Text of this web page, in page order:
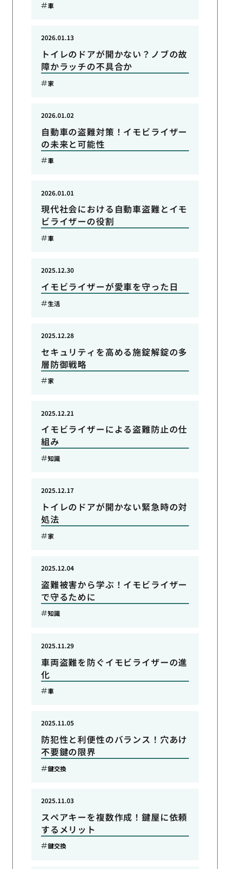
車
トイレのドアが開かない？ノブの故
障かラッチの不具合か
2026.01.13
家
自動車の盗難対策！イモビライザー
の未来と可能性
2026.01.02
車
現代社会における自動車盗難とイモ
ビライザーの役割
2026.01.01
車
イモビライザーが愛車を守った日
2025.12.30
生活
セキュリティを高める施錠解錠の多
層防御戦略
2025.12.28
家
イモビライザーによる盗難防止の仕
組み
2025.12.21
知識
トイレのドアが開かない緊急時の対
処法
2025.12.17
家
盗難被害から学ぶ！イモビライザー
で守るために
2025.12.04
知識
車両盗難を防ぐイモビライザーの進
化
2025.11.29
車
防犯性と利便性のバランス！穴あけ
不要鍵の限界
2025.11.05
鍵交換
スペアキーを複数作成！鍵屋に依頼
するメリット
2025.11.03
鍵交換